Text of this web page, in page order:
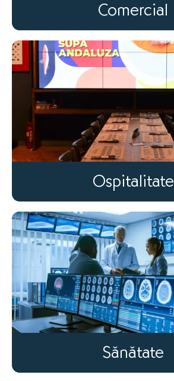
Comercial
Ospitalitate
Sănătate